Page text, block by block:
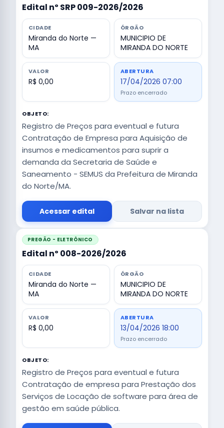
Edital nº SRP 009-2026/2026
CIDADE
Miranda do Norte —
MA
ÓRGÃO
MUNICIPIO DE
MIRANDA DO NORTE
VALOR
R$ 0,00
ABERTURA
17/04/2026 07:00
Prazo encerrado
OBJETO:
Registro de Preços para eventual e futura
Contratação de Empresa para Aquisição de
insumos e medicamentos para suprir a
demanda da Secretaria de Saúde e
Saneamento - SEMUS da Prefeitura de Miranda
do Norte/MA.
Acessar edital Salvar na lista
PREGÃO - ELETRÔNICO
Edital nº 008-2026/2026
CIDADE
Miranda do Norte —
MA
ÓRGÃO
MUNICIPIO DE
MIRANDA DO NORTE
VALOR
R$ 0,00
ABERTURA
13/04/2026 18:00
Prazo encerrado
OBJETO:
Registro de Preços para eventual e futura
Contratação de empresa para Prestação dos
Serviços de Locação de software para área de
gestão em saúde pública.